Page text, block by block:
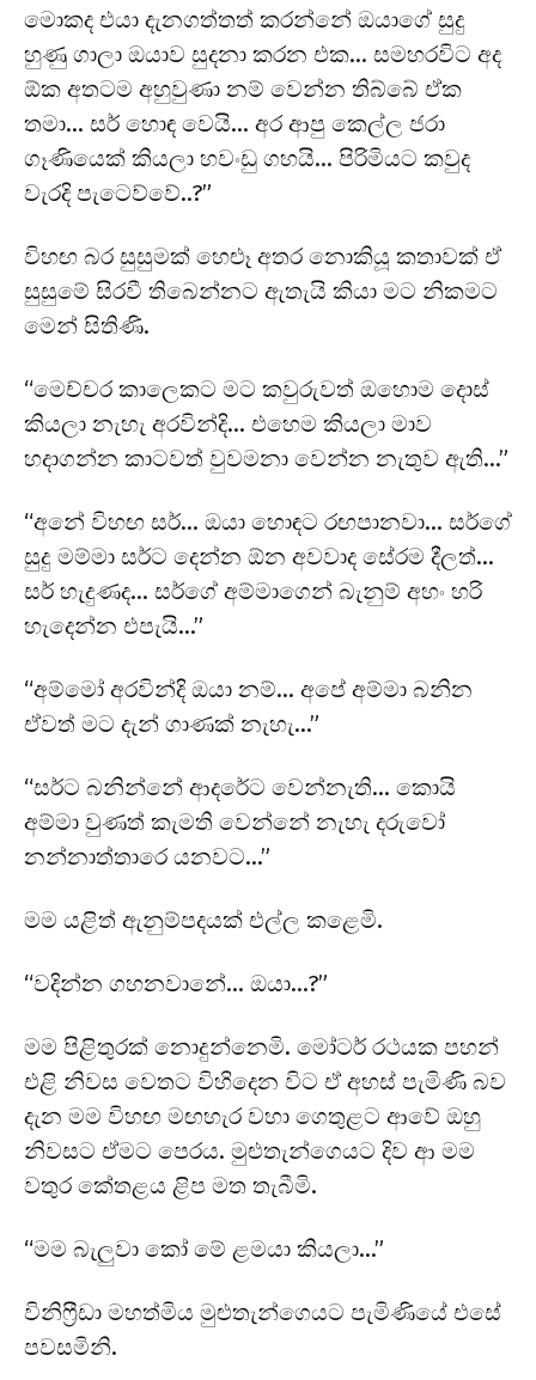
මොකද එයා දැනගත්තත් කරන්නේ ඔයාගේ සුදු
හුණු ගාලා ඔයාව සුදනා කරන එක… සමහරවිට අද
ඕක අතටම අහුවුණා නම් වෙන්න තිබ්බේ ඒක
තමා… සර් හොඳ වෙයි… අර ආපු කෙල්ල ජරා
ගෑණියෙක් කියලා හවංඩු ගහයි… පිරිමියට කවුද
වැරදි පැටෙව්වේ..?”
විහඟ බර සුසුමක් හෙළූ අතර නොකියූ කතාවක් ඒ
සුසුමේ සිරවී තිබෙන්නට ඇතැයි කියා මට නිකමට
මෙන් සිතිණි.
“මෙච්චර කාලෙකට මට කවුරුවත් ඔහොම දොස්
කියලා නැහැ අරවින්දි… එහෙම කියලා මාව
හදාගන්න කාටවත් වුවමනා වෙන්න නැතුව ඇති…”
“අනේ විහඟ සර්… ඔයා හොඳට රඟපානවා… සර්ගේ
සුදු මම්මා සර්ට දෙන්න ඕන අවවාද සේරම දීලත්…
සර් හැදුණද… සර්ගේ අම්මාගෙන් බැනුම් අහං හරි
හැදෙන්න එපැයි…”
“අම්මෝ අරවින්දි ඔයා නම්… අපේ අම්මා බනින
ඒවත් මට දැන් ගාණක් නැහැ…”
“සර්ට බනින්නේ ආදරේට වෙන්නැති… කොයි
අම්මා වුණත් කැමති වෙන්නේ නැහැ දරුවෝ
නන්නාත්තාරෙ යනවට…”
මම යළිත් ඇනුම්පදයක් එල්ල කළෙමි.
“වදින්න ගහනවානේ… ඔයා…?”
මම පිළිතුරක් නොදුන්නෙමි. මෝටර් රථයක පහන්
එළි නිවස වෙතට විහිදෙන විට ඒ අහස් පැමිණි බව
දැන මම විහඟ මඟහැර වහා ගෙතුළට ආවේ ඔහු
නිවසට ඒමට පෙරය. මුළුතැන්ගෙයට දිව ආ මම
වතුර කේතළය ළිප මත තැබීමි.
“මම බැලුවා කෝ මේ ළමයා කියලා…”
විනිෆ්‍රීඩා මහත්මිය මුළුතැන්ගෙයට පැමිණියේ එසේ
පවසමිනි.